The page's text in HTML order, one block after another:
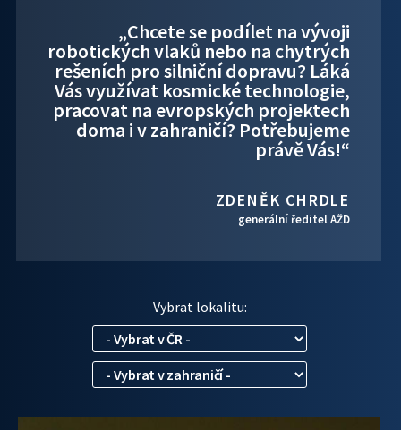
„Chcete se podílet na vývoji
robotických vlaků nebo na chytrých
rešeních pro silniční dopravu? Láká
Vás využívat kosmické technologie,
pracovat na evropských projektech
doma i v zahraničí? Potřebujeme
právě Vás!“
ZDENĚK CHRDLE
generální ředitel AŽD
Vybrat lokalitu: